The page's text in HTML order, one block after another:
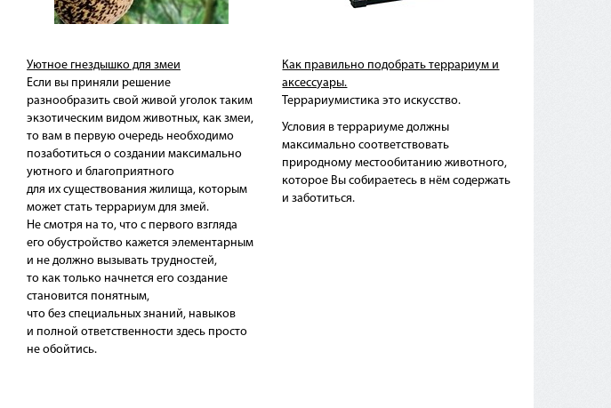
Уютное гнездышко для змеи
Если вы приняли решение
разнообразить свой живой уголок таким
экзотическим видом животных, как змеи,
то вам в первую очередь необходимо
позаботиться о создании максимально
уютного и благоприятного
для их существования жилища, которым
может стать террариум для змей.
Не смотря на то, что с первого взгляда
его обустройство кажется элементарным
и не должно вызывать трудностей,
то как только начнется его создание
становится понятным,
что без специальных знаний, навыков
и полной ответственности здесь просто
не обойтись.
Как правильно подобрать террариум и
аксессуары.
Террариумистика это искусство.
Условия в террариуме должны
максимально соответствовать
природному местообитанию животного,
которое Вы собираетесь в нём содержать
и заботиться.